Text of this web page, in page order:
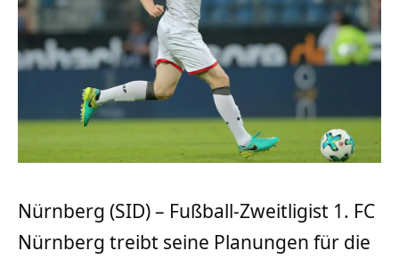
Nürnberg (SID) – Fußball-Zweitligist 1. FC
Nürnberg treibt seine Planungen für die